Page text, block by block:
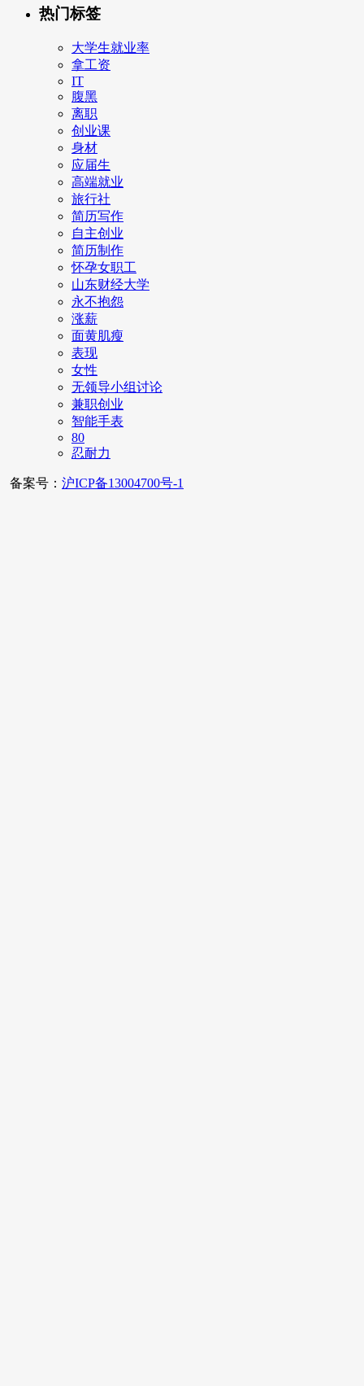
热门标签
大学生就业率
拿工资
IT
腹黑
离职
创业课
身材
应届生
高端就业
旅行社
简历写作
自主创业
简历制作
怀孕女职工
山东财经大学
永不抱怨
涨薪
面黄肌瘦
表现
女性
无领导小组讨论
兼职创业
智能手表
80
忍耐力
备案号： 沪ICP备13004700号-1